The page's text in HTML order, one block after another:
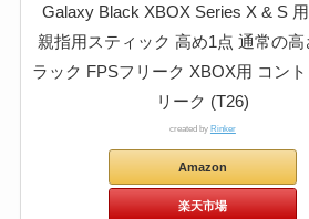
Galaxy Black XBOX Series X & S
親指用スティック 高め1点 通常の高
ラック FPSフリーク XBOX用 コン
リーク (T26)
created by Rinker
Amazon
楽天市場